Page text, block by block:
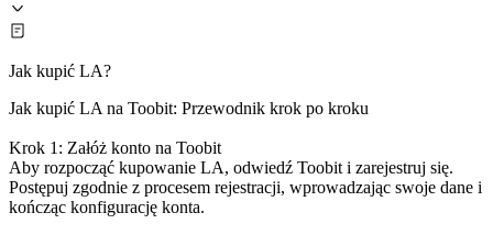
Jak kupić LA?
Jak kupić LA na Toobit: Przewodnik krok po kroku
Krok 1: Załóż konto na Toobit
Aby rozpocząć kupowanie LA, odwiedź Toobit i zarejestruj się.
Postępuj zgodnie z procesem rejestracji, wprowadzając swoje dane i
kończąc konfigurację konta.